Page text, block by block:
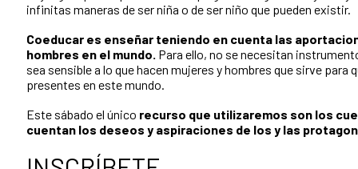
infinitas maneras de ser niña o de ser niño que pueden existir.
Coeducar es enseñar teniendo en cuenta las
hombres en el mundo. Para ello, no se necesitan
sea sensible a lo que hacen mujeres y hombres que sirve para
presentes en este mundo.
Este sábado el único recurso que utilizaremos son los
cuentan los deseos y aspiraciones de los y las